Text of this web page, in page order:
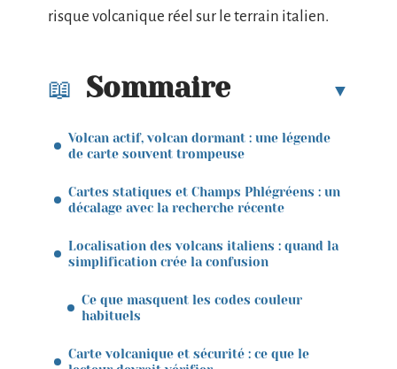
risque volcanique réel sur le terrain italien.
Sommaire
Volcan actif, volcan dormant : une légende
de carte souvent trompeuse
Cartes statiques et Champs Phlégréens : un
décalage avec la recherche récente
Localisation des volcans italiens : quand la
simplification crée la confusion
Ce que masquent les codes couleur
habituels
Carte volcanique et sécurité : ce que le